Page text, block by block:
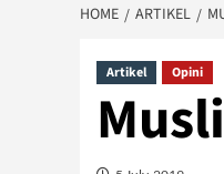
HOME ARTIKEL
Artikel Opini